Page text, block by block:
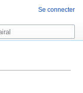
Se connecter